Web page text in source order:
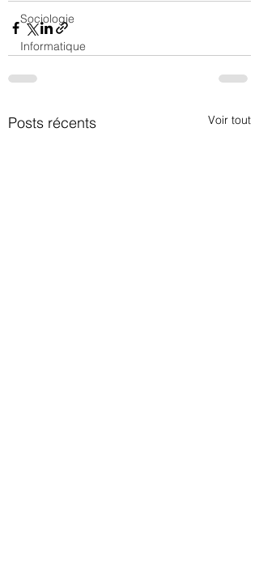
Sociologie
Informatique
Posts récents Voir tout